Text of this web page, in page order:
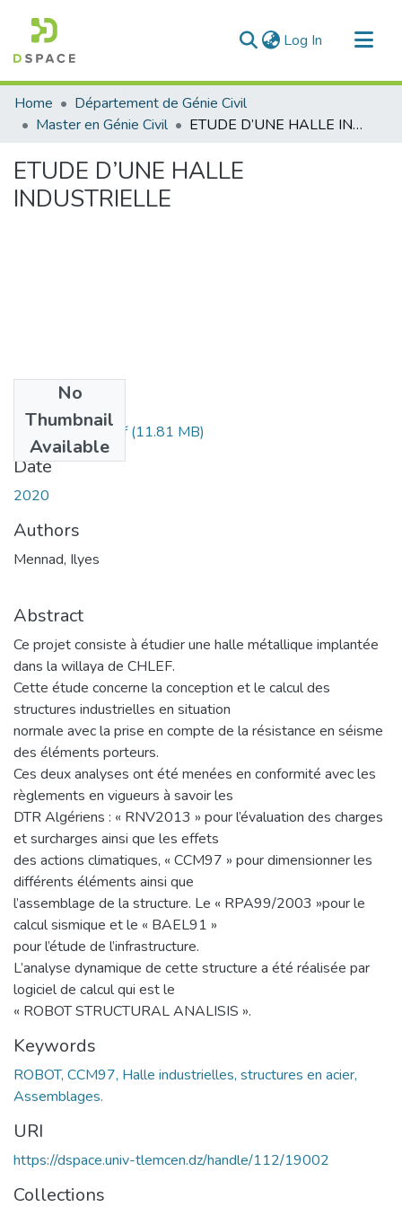
Log In (current)
Communities & Collections
All of DSpace
Home
Département de Génie Civil
Master en Génie Civil
ETUDE D’UNE HALLE INDUSTRIELLE
ETUDE D’UNE HALLE
INDUSTRIELLE
No
Thumbnail
Available
Ms.Gc.Mennad.pdf(11.81 MB)
Date
2020
Authors
Mennad, Ilyes
Abstract
Ce projet consiste à étudier une halle métallique implantée
dans la willaya de CHLEF.
Cette étude concerne la conception et le calcul des
structures industrielles en situation
normale avec la prise en compte de la résistance en séisme
des éléments porteurs.
Ces deux analyses ont été menées en conformité avec les
règlements en vigueurs à savoir les
DTR Algériens : « RNV2013 » pour l’évaluation des charges
et surcharges ainsi que les effets
des actions climatiques, « CCM97 » pour dimensionner les
différents éléments ainsi que
l’assemblage de la structure. Le « RPA99/2003 »pour le
calcul sismique et le « BAEL91 »
pour l’étude de l’infrastructure.
L’analyse dynamique de cette structure a été réalisée par
logiciel de calcul qui est le
« ROBOT STRUCTURAL ANALISIS ».
Keywords
ROBOT, CCM97, Halle industrielles, structures en acier,
Assemblages.
URI
https://dspace.univ-tlemcen.dz/handle/112/19002
Collections